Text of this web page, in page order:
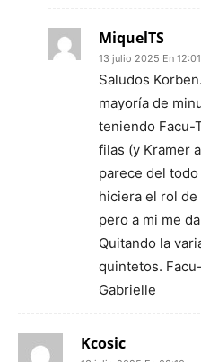
MiquelTS
13 julio 2025 En 12:01
Saludos
mayoría de
teniendo Facu-
filas (y Kramer
parece del
hiciera el rol
pero a mi me
Quitando la
quintetos.
Gabrielle
Kcosic